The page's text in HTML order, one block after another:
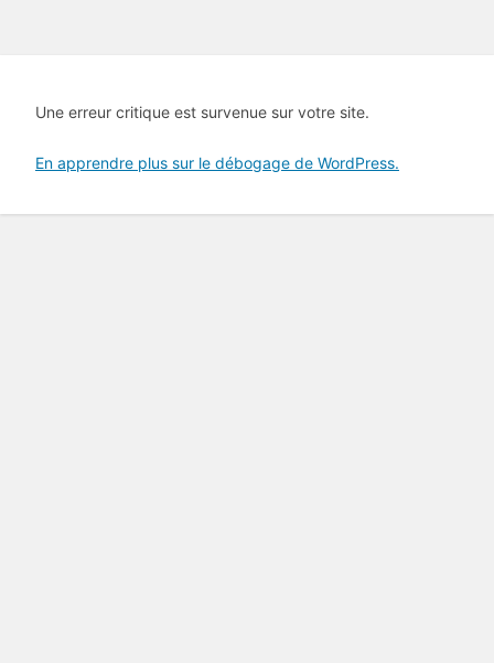
Une erreur critique est survenue sur votre site.
En apprendre plus sur le débogage de WordPress.